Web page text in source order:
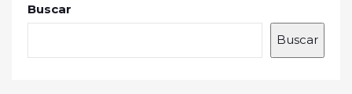
Buscar
Buscar